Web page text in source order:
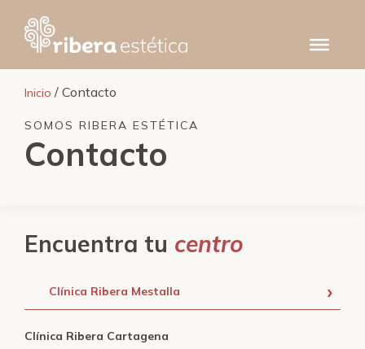
contenido
Inicio / Contacto
SOMOS RIBERA ESTÉTICA
Contacto
Encuentra tu centro
Clínica Ribera Mestalla
Clínica Ribera Cartagena